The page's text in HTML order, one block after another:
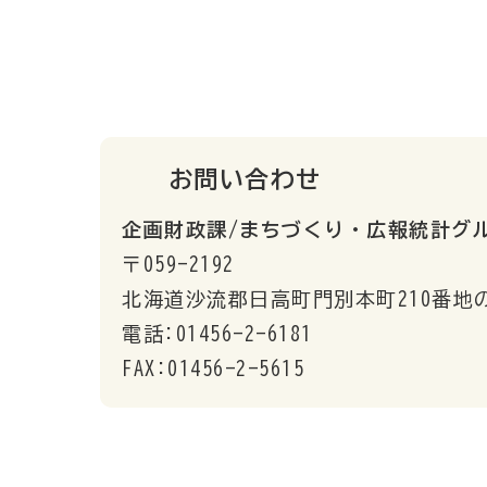
お問い合わせ
企画財政課/まちづくり・広報統計グ
〒059-2192
北海道沙流郡日高町門別本町210番地
電話:01456-2-6181
FAX:01456-2-5615